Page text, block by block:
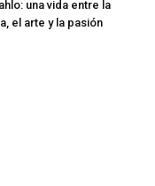
una vida entre la
el arte y la pasión